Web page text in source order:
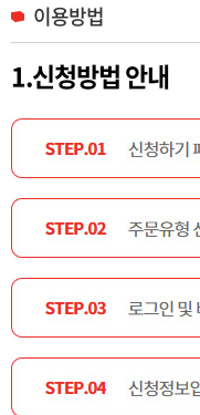
이용방법
1.신청방법 안내